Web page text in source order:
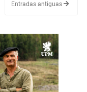
Entradas antiguas